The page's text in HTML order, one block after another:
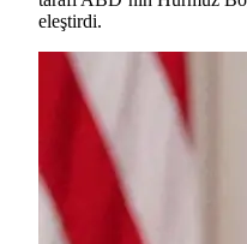
eleştirdi.